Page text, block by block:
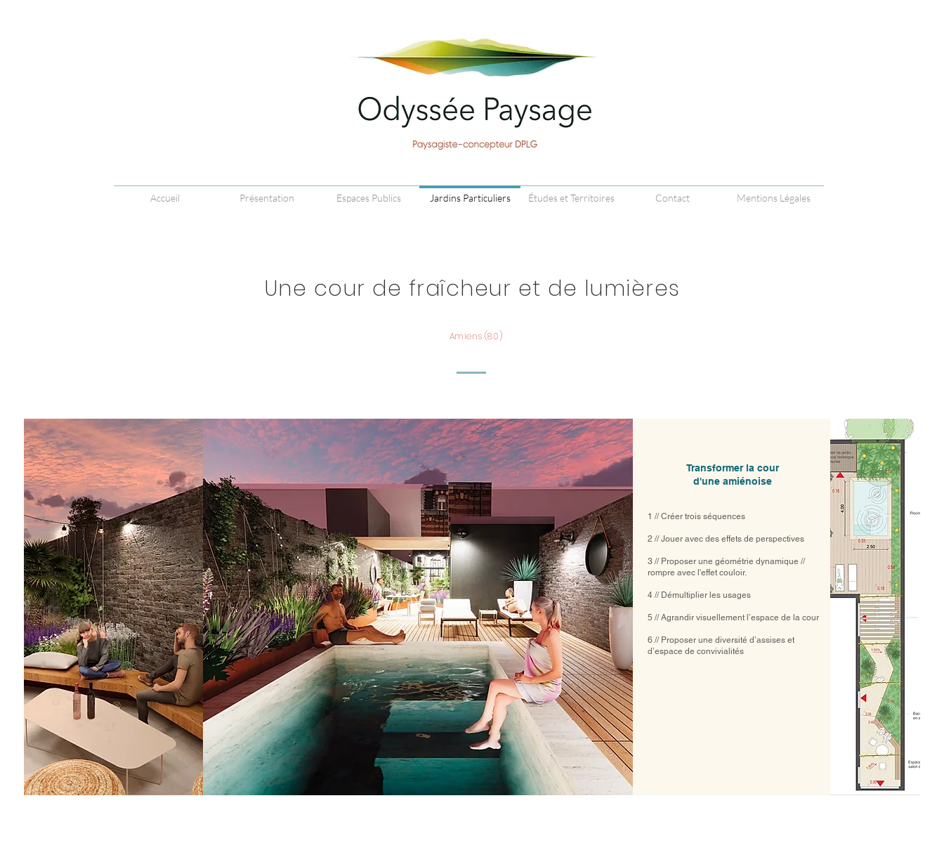
Accueil Présentation Espaces Publics Jardins Particuliers Études et Territoires Contact Mentions Légales
Une cour de fraîcheur et de lumières
Amiens (80)
Transformer la cour
d'une amiénoise
1 // Créer trois séquences
2 // Jouer avec des effets de perspectives
3 // Proposer une géométrie dynamique //
rompre avec l'effet couloir.
4 // Démultiplier les usages
5 // Agrandir visuellement l’espace de la cour
6 // Proposer une diversité d’assises et
d’espace de convivialités